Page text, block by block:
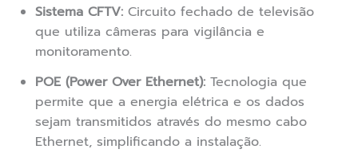
Sistema CFTV: Circuito fechado de televisão
que utiliza câmeras para vigilância e
monitoramento.
POE (Power Over Ethernet): Tecnologia que
permite que a energia elétrica e os dados
sejam transmitidos através do mesmo cabo
Ethernet, simplificando a instalação.